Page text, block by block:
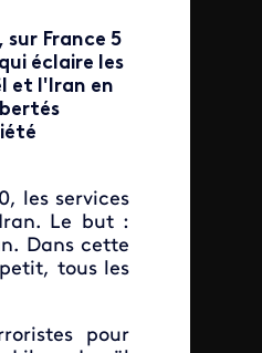
France 5
éclaire les
et l'Iran en
les services
Le but :
Dans cette
tous les
pour